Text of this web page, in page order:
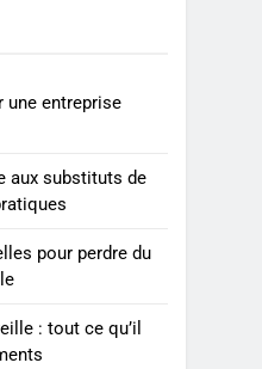
aménagement
sérieux
juste ?
en plaques et
: tout ce que les
enceintes doivent
une entreprise
aux substituts de
pour perdre du
: tout ce qu’il